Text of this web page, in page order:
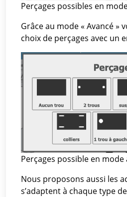
Perçages possibles en
Grâce au mode « Avancé »
choix de perçages avec un
Perçages possible en mode
Nous proposons aussi les
s’adaptent à chaque type